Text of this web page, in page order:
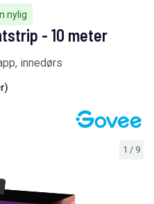
nylig
1 / 9
- 10 meter
innedørs